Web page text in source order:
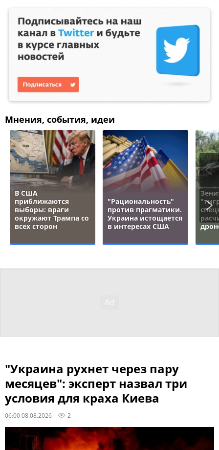
Мнения, события, идеи
В США
приближаются
выборы: враги
окружают Трампа со
всех сторон
"Рациональность"
против прагматики.
Украина истощается
в интересах США
"Украина рухнет через пару
месяцев": эксперт назвал три
условия для краха Киева
06:00 08.08.2026 2